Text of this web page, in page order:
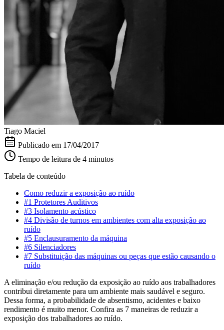
Tiago Maciel
Publicado em 17/04/2017
Tempo de leitura de 4 minutos
Tabela de conteúdo
Como reduzir a exposição ao ruído
#1 Protetores Auditivos
#3 Isolamento acústico
#4 Divisão de turnos em ambientes com alta exposição ao
ruído
#5 Enclausuramento da máquina
#6 Silenciadores
#7 Substituição das máquinas ou peças que estão causando o
ruído
A eliminação e/ou redução da exposição ao ruído aos trabalhadores
contribui diretamente para um ambiente mais saudável e seguro.
Dessa forma, a probabilidade de absentismo, acidentes e baixo
rendimento é muito menor. Confira as 7 maneiras de reduzir a
exposição dos trabalhadores ao ruído.